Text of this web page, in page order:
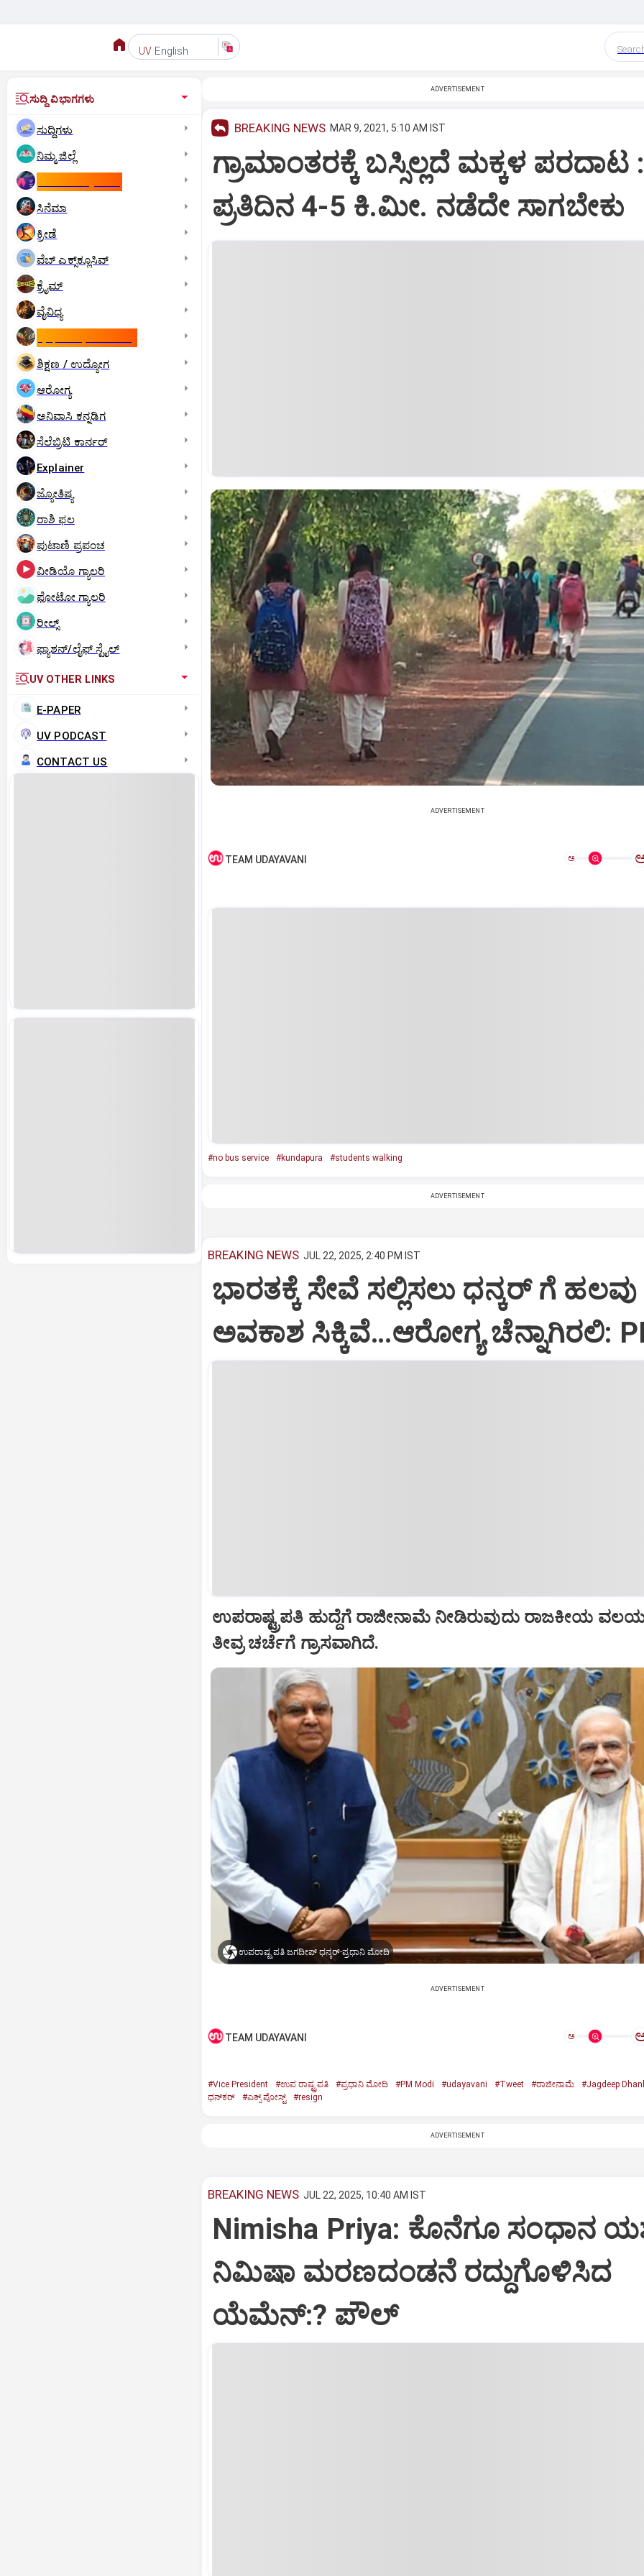
UV English
ಸುದ್ದಿ ವಿಭಾಗಗಳು
ಸುದ್ದಿಗಳು
ನಿಮ್ಮ ಜಿಲ್ಲೆ
ಸಿನೆಮಾ
ಕ್ರೀಡೆ
ವೆಬ್ ಎಕ್ಸ್‌ಕ್ಲೂಸಿವ್
ಕ್ರೈಮ್
ವೈವಿಧ್ಯ
ಶಿಕ್ಷಣ / ಉದ್ಯೋಗ
ಆರೋಗ್ಯ
ಅನಿವಾಸಿ ಕನ್ನಡಿಗ
ಸೆಲೆಬ್ರಿಟಿ ಕಾರ್ನರ್‌
Explainer
ಜ್ಯೋತಿಷ್ಯ
ರಾಶಿ ಫಲ
ಪುಟಾಣಿ ಪ್ರಪಂಚ
ವೀಡಿಯೊ ಗ್ಯಾಲರಿ
ಫೋಟೋ ಗ್ಯಾಲರಿ
ರೀಲ್ಸ್
ಫ್ಯಾಶನ್/ಲೈಫ್‌ ಸ್ಟೈಲ್
UV OTHER LINKS
E-PAPER
UV PODCAST
CONTACT US
ADVERTISEMENT
BREAKING NEWS MAR 9, 2021, 5:10 AM IST
ಗ್ರಾಮಾಂತರಕ್ಕೆ ಬಸ್ಸಿಲ್ಲದೆ ಮಕ್ಕಳ ಪರದಾಟ :
ಪ್ರತಿದಿನ 4-5 ಕಿ.ಮೀ. ನಡೆದೇ ಸಾಗಬೇಕು
ADVERTISEMENT
TEAM UDAYAVANI ಅ
#no bus service #kundapura #students walking
ADVERTISEMENT
BREAKING NEWS JUL 22, 2025, 2:40 PM IST
ಭಾರತಕ್ಕೆ ಸೇವೆ ಸಲ್ಲಿಸಲು ಧನ್ಕರ್‌ ಗೆ ಹಲವು
ಅವಕಾಶ ಸಿಕ್ಕಿವೆ…ಆರೋಗ್ಯ ಚೆನ್ನಾಗಿರಲಿ:
ಉಪರಾಷ್ಟ್ರಪತಿ ಹುದ್ದೆಗೆ ರಾಜೀನಾಮೆ ನೀಡಿರುವುದು ರಾಜಕೀಯ
ತೀವ್ರ ಚರ್ಚೆಗೆ ಗ್ರಾಸವಾಗಿದೆ.
ಉಪರಾಷ್ಟ್ರಪತಿ ಜಗದೀಪ್‌ ಧನ್ಕರ್-ಪ್ರಧಾನಿ ಮೋದಿ
ADVERTISEMENT
TEAM UDAYAVANI ಅ
#Vice President #ಉಪ ರಾಷ್ಟ್ರಪತಿ #ಪ್ರಧಾನಿ ಮೋದಿ #PM Modi #udayavani #Tweet #ರಾಜೀನಾಮೆ
#Jagdeep
ಧನ್‌ಕರ್‌
#ಎಕ್ಸ್‌ ಪೋಸ್ಟ್ #resign
ADVERTISEMENT
BREAKING NEWS JUL 22, 2025, 10:40 AM IST
Nimisha Priya: ಕೊನೆಗೂ ಸಂಧಾನ
ನಿಮಿಷಾ ಮರಣದಂಡನೆ ರದ್ದುಗೊಳಿಸಿದ
ಯೆಮೆನ್:? ಪೌಲ್